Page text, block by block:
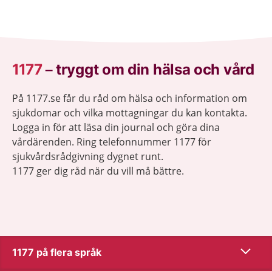
1177–tryggt om din hälsa och vård
På 1177.se får du råd om hälsa och information om
sjukdomar och vilka mottagningar du kan kontakta.
Logga in för att läsa din journal och göra dina
vårdärenden. Ring telefonnummer 1177 för
sjukvårdsrådgivning dygnet runt.
1177 ger dig råd när du vill må bättre.
1177 på flera språk Visa